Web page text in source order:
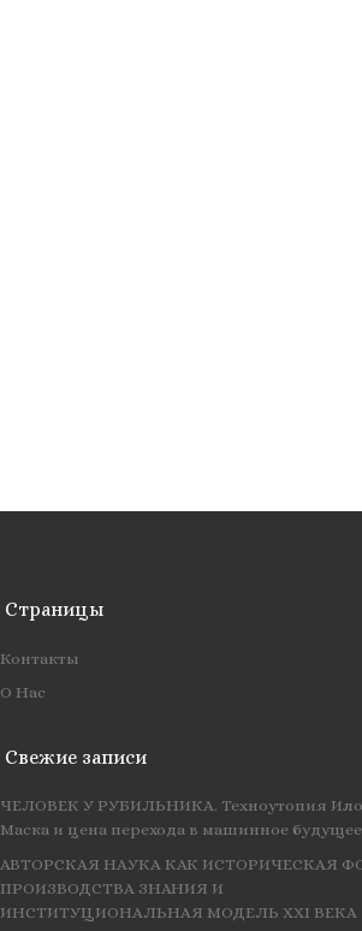
Страницы
Контакты
О Нас
Свежие записи
ЧЕЛОВЕК У РУБИЛЬНИКА. Техноутопия
Маска и цена перехода в машинное будущее
АВТОРСКАЯ НАУКА КАК ИСТОРИЧЕСКАЯ
ПРОИЗВОДСТВА ЗНАНИЯ И
ИНСТИТУЦИОНАЛЬНАЯ МОДЕЛЬ XXI ВЕКА